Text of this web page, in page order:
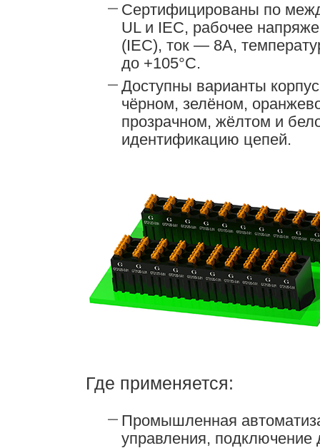
Сертифицированы по
UL и IEC, рабочее
(IEC), ток — 8А,
до +105°C.
Доступны варианты
чёрном, зелёном,
прозрачном, жёлтом и
идентификацию цепей.
Где применяется:
Промышленная
управления, подключение